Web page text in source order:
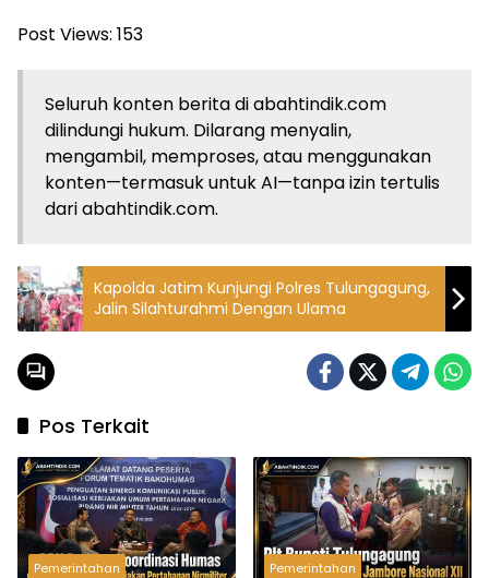
Post Views: 153
Seluruh konten berita di abahtindik.com
dilindungi hukum. Dilarang menyalin,
mengambil, memproses, atau menggunakan
konten—termasuk untuk AI—tanpa izin tertulis
dari abahtindik.com.
Kapolda Jatim Kunjungi Polres Tulungagung,
Jalin Silahturahmi Dengan Ulama
Pos Terkait
Pemerintahan Pemerintahan